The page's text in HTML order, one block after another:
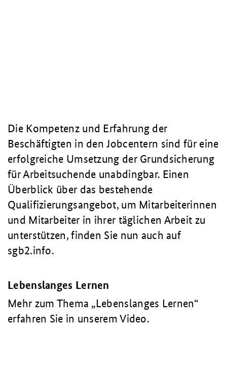
Die Kompetenz und Erfahrung der
Beschäftigten in den Jobcentern sind für eine
erfolgreiche Umsetzung der Grundsicherung
für Arbeitsuchende unabdingbar. Einen
Überblick über das bestehende
Qualifizierungsangebot, um Mitarbeiterinnen
und Mitarbeiter in ihrer täglichen Arbeit zu
unterstützen, finden Sie nun auch auf
sgb2.info.
Lebenslanges Lernen
Mehr zum Thema „Lebenslanges Lernen“
erfahren Sie in unserem Video.